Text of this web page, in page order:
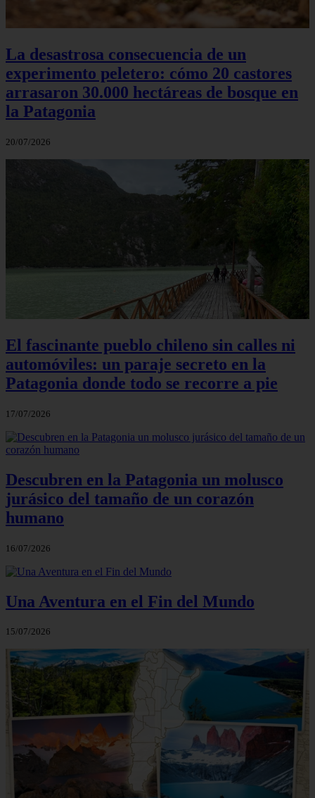
La desastrosa consecuencia de un
experimento peletero: cómo 20 castores
arrasaron 30.000 hectáreas de bosque en
la Patagonia
20/07/2026
El fascinante pueblo chileno sin calles ni
automóviles: un paraje secreto en la
Patagonia donde todo se recorre a pie
17/07/2026
Descubren en la Patagonia un molusco
jurásico del tamaño de un corazón
humano
16/07/2026
Una Aventura en el Fin del Mundo
15/07/2026